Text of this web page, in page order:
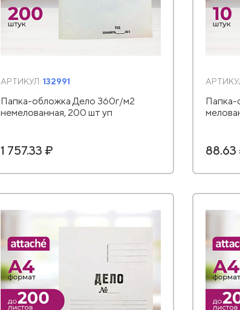
АРТИКУЛ: 132991
Папка-обложка Дело 360г/м2
немелованная, 200 шт уп
1 757.33 ₽
Папка-
88.63